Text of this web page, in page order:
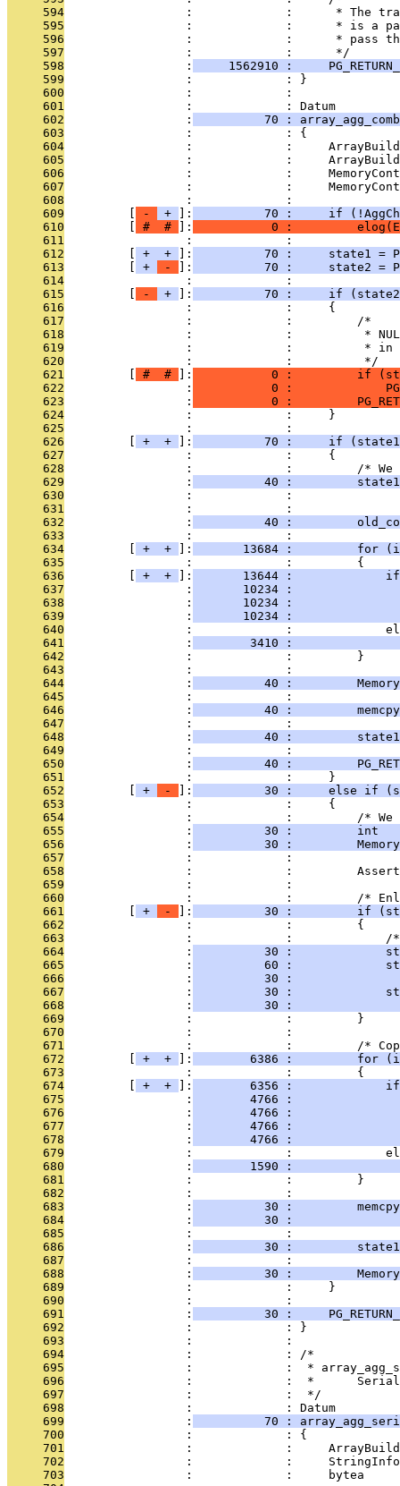
     594
:             :      * The
     595
:             :      * is a
     596
:             :      * pass
     597
                 :             :      */
     598
                 :
1562910 :
     599
                 :             : }
     600
                 :             :
     601
                 :             : Datum
     602
                 :
70 :
     603
                 :             : {
     604
:             :
     605
:             :
     606
:             :
     607
:             :
     608
                 :             :
     609
- + ]:
70 :     if
     610
# # ]:
0 :
     611
                 :             :
     612
+ + ]:
70 :     state1 =
     613
+ - ]:
70 :     state2 =
     614
                 :             :
     615
- + ]:
70 :     if
     616
                 :             :     {
     617
                 :             :         /*
     618
:             :          *
     619
:             :          * in
     620
                 :             :          */
     621
# # ]:
0 :         if
     622
                 :
0 :
     623
                 :
0 :
     624
                 :             :     }
     625
                 :             :
     626
+ + ]:
70 :     if
     627
                 :             :     {
     628
:             :         /*
     629
                 :
40 :
     630
:             :
     631
                 :             :
     632
                 :
40 :
     633
                 :             :
     634
+ + ]:
13684 :         for
     635
                 :             :         {
     636
+ + ]:
13644 :
     637
                 :
10234 :
     638
                 :
10234 :
     639
                 :
10234 :
     640
:             :
     641
                 :
3410 :
     642
                 :             :         }
     643
                 :             :
     644
                 :
40 :
     645
                 :             :
     646
                 :
40 :
     647
                 :             :
     648
                 :
40 :
     649
                 :             :
     650
                 :
40 :
     651
                 :             :     }
     652
+ - ]:
30 :     else if
     653
                 :             :     {
     654
:             :         /*
     655
                 :
30 :         int
     656
                 :
30 :
     657
                 :             :
     658
:             :
     659
                 :             :
     660
:             :         /*
     661
+ - ]:
30 :         if
     662
                 :             :         {
     663
:             :
     664
                 :
30 :
     665
                 :
60 :
     666
                 :
30 :
     667
                 :
30 :
     668
                 :
30 :
     669
                 :             :         }
     670
                 :             :
     671
:             :         /*
     672
+ + ]:
6386 :         for
     673
                 :             :         {
     674
+ + ]:
6356 :
     675
                 :
4766 :
     676
                 :
4766 :
     677
                 :
4766 :
     678
                 :
4766 :
     679
:             :
     680
                 :
1590 :
     681
                 :             :         }
     682
                 :             :
     683
                 :
30 :
     684
                 :
30 :
     685
                 :             :
     686
                 :
30 :
     687
                 :             :
     688
                 :
30 :
     689
                 :             :     }
     690
                 :             :
     691
                 :
30 :
     692
                 :             : }
     693
                 :             :
     694
                 :             : /*
     695
:             :  *
     696
:             :  *
     697
                 :             :  */
     698
                 :             : Datum
     699
                 :
70 :
     700
                 :             : {
     701
:             :
     702
:             :
     703
:             :     bytea